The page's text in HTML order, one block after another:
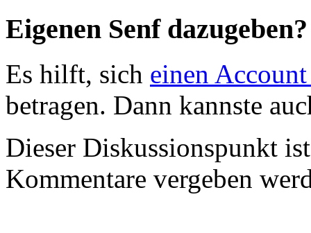
Eigenen Senf dazugeben?
Es hilft, sich einen
betragen. Dann kannste
Dieser Diskussionspunkt
Kommentare vergeben